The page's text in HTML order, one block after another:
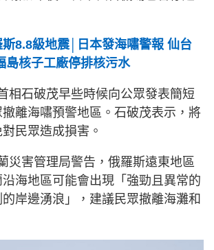
斯8.8級地震│日本發海嘯警報 仙台
島核子工廠停排核污水
相石破茂早些時候向公眾發表簡短
離海嘯預警地區。石破茂表示，將
民眾造成損害。
災害管理局警告，俄羅斯遠東地區
海地區可能會出現「強勁且異常的
岸邊湧浪」，建議民眾撤離海灘和